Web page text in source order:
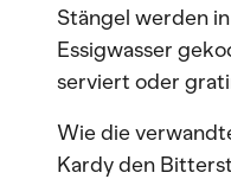
Stängel werden
Essigwasser
serviert oder
Wie die
Kardy den